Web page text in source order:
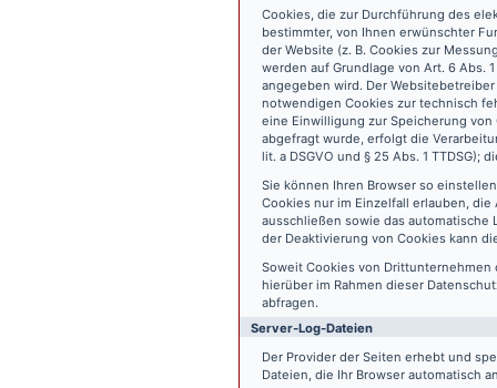
Cookies, die zur Durchführung des
bestimmter, von Ihnen erwünschter
der Website (z. B. Cookies zur
werden auf Grundlage von Art. 6 Abs.
angegeben wird. Der
notwendigen Cookies zur technisch
eine Einwilligung zur Speicherung
abgefragt wurde, erfolgt die
lit. a DSGVO und § 25 Abs. 1
Sie können Ihren Browser so
Cookies nur im Einzelfall erlauben,
ausschließen sowie das automatische
der Deaktivierung von Cookies kann
Soweit Cookies von
hierüber im Rahmen dieser
abfragen.
Server-Log-Dateien
Der Provider der Seiten erhebt und
Dateien, die Ihr Browser automatisch